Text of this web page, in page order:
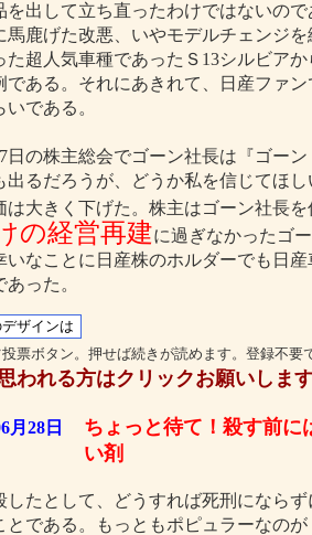
を出して立ち直ったわけではないの
馬鹿げた改悪、いやモデルチェンジ
た超人気車種であったＳ13シルビア
である。それにあきれて、日産ファ
いである。
の株主総会でゴーン社長は『ゴー
出るだろうが、どうか私を信じてほ
は大きく下げた。株主はゴーン社長
の経営再建に過ぎなかったゴ
いなことに日産株のホルダーでも日
った。
票ボタン。押せば続きが読めます。登録不要
われる方はクリックお願いしま
月28日
ちょっと待て！殺す前に
い剤
たとして、どうすれば死刑になら
とである。もっともポピュラーなの